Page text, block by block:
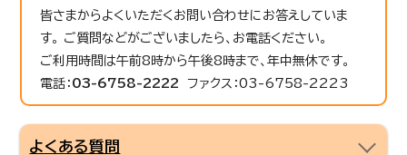
皆さまからよくいただくお問い合わせにお答えしていま
す。 ご質問などがございましたら、お電話ください。
ご利用時間は午前8時から午後8時まで、年中無休です。
電話： 03-6758-2222 ファクス：03-6758-2223
よくある質問